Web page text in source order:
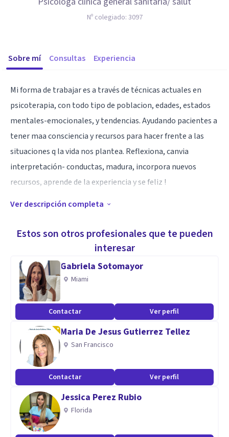
Nº colegiado: 3097
Sobre mí Consultas Experiencia
Mi forma de trabajar es a través de técnicas actuales en
psicoterapia, con todo tipo de poblacion, edades, estados
mentales-emocionales, y tendencias. Ayudando pacientes a
tener maa consciencia y recursos para hacer frente a las
situaciones q la vida nos plantea. Reflexiona, canvia
interpretación- conductas, madura, incorpora nuevos
recursos, aprende de la experiencia y se feliz !
Especialidad
Treballo en fer conscient el inconscient.
Aptitudes
Terapia cognitiva-conductual
Coaching emocional
PNL , pensamiento positivo
Autoestima i gestió emocional
Habilidades de negociación, resoluc conflictos
Ver descripción completa
Estos son otros profesionales que te pueden
interesar
Gabriela Sotomayor
Miami
Contactar Ver perfil
Maria De Jesus Gutierrez Tellez
San Francisco
Contactar Ver perfil
Jessica Perez Rubio
Florida